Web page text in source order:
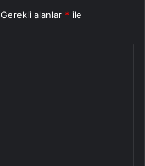
Gerekli alanlar * ile